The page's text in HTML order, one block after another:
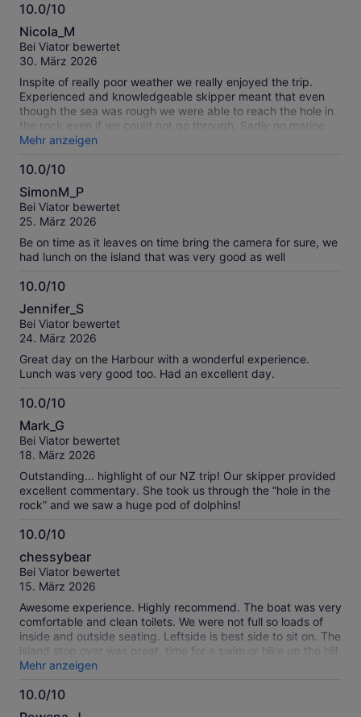
10.0/10
10.0
von
10
Nicola_M
Bei Viator bewertet
30. März 2026
Inspite of really poor weather we really enjoyed the trip.
Experienced and knowledgeable skipper meant that even
though the sea was rough we were able to reach the hole in
the rock even if we could not go through. Sadly no marine
life was seen that day but we enjoyed a nice lunch and walk
on the island before heading back to Russell
Mehr anzeigen
10.0/10
10.0
von
10
SimonM_P
Bei Viator bewertet
25. März 2026
Be on time as it leaves on time bring the camera for sure, we
had lunch on the island that was very good as well
10.0/10
10.0
von
10
Jennifer_S
Bei Viator bewertet
24. März 2026
Great day on the Harbour with a wonderful experience.
Lunch was very good too. Had an excellent day.
10.0/10
10.0
von
10
Mark_G
Bei Viator bewertet
18. März 2026
Outstanding… highlight of our NZ trip! Our skipper provided
excellent commentary. She took us through the “hole in the
rock” and we saw a huge pod of dolphins!
10.0/10
10.0
von
10
chessybear
Bei Viator bewertet
15. März 2026
Awesome experience. Highly recommend. The boat was very
comfortable and clean toilets. We were not full so loads of
inside and outside seating. Leftside is best side to sit on. The
island stop over was great, time for a swim or hike up the hill
for even better views. Lunch included was ok but you can
buy hot food etc at the restaurant. The captain was
excellent his commentary was very informative and we went
Mehr anzeigen
10.0/10
10.0